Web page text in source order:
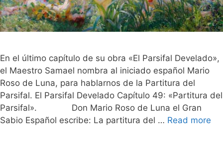
En el último capítulo de su obra «El Parsifal Develado»,
el Maestro Samael nombra al iniciado español Mario
Roso de Luna, para hablarnos de la Partitura del
Parsifal. El Parsifal Develado Capítulo 49: «Partitura del
Parsifal». Don Mario Roso de Luna el Gran
Sabio Español escribe: La partitura del … Read more